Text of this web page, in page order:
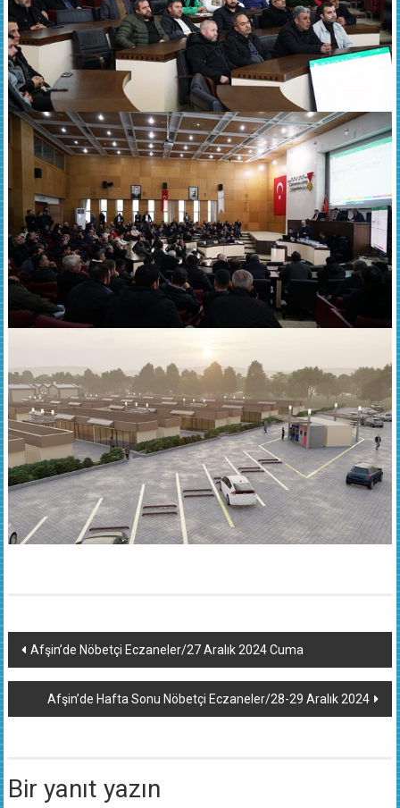
Yazı
dolaşımı
Bir yanıt yazın